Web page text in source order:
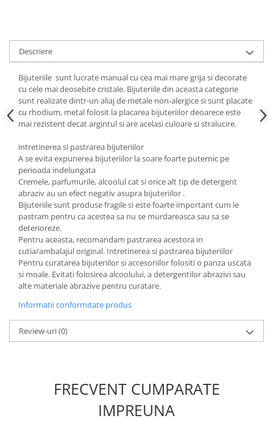
Descriere
Bijuteriile sunt lucrate manual cu cea mai mare grija si decorate
cu cele mai deosebite cristale. Bijuteriile din aceasta categorie
sunt realizate dintr-un aliaj de metale non-alergice si sunt placate
cu rhodium, metal folosit la placarea bijuteriilor deoarece este
mai rezistent decat argintul si are acelasi culoare si stralucire.
intretinerea si pastrarea bijuteriilor
A se evita expunerea bijuteriilor la soare foarte puternic pe
perioada indelungata
Cremele, parfumurile, alcoolul cat si orice alt tip de detergent
abraziv au un efect negativ asupra bijuteriilor .
Bijuteriile sunt produse fragile si este foarte important cum le
pastram pentru ca acestea sa nu se murdareasca sau sa se
deterioreze.
Pentru aceasta, recomandam pastrarea acestora in
cutia/ambalajul original. Intretinerea si pastrarea bijuteriilor
Pentru curatarea bijuteriilor si accesoriilor folositi o panza uscata
si moale. Evitati folosirea alcoolului, a detergentilor abrazivi sau
alte materiale abrazive pentru curatare.
Informatii conformitate produs
Review-uri(0)
FRECVENT CUMPARATE
IMPREUNA